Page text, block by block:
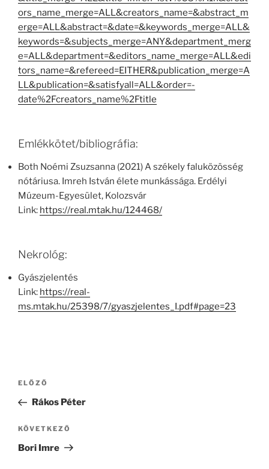
ors_name_merge=ALL&creators_name=&abstract_m
erge=ALL&abstract=&date=&keywords_merge=ALL&
keywords=&subjects_merge=ANY&department_merg
e=ALL&department=&editors_name_merge=ALL&edi
tors_name=&refereed=EITHER&publication_merge=A
LL&publication=&satisfyall=ALL&order=-
date%2Fcreators_name%2Ftitle
Emlékkötet/bibliográfia:
Both Noémi Zsuzsanna (2021) A székely faluközösség
nótáriusa. Imreh István élete munkássága. Erdélyi
Múzeum-Egyesület, Kolozsvár
Link: https://real.mtak.hu/124468/
Nekrológ:
Gyászjelentés
Link: https://real-
ms.mtak.hu/25398/7/gyaszjelentes_I.pdf#page=23
Bejegyzés
Korábbi
bejegyzés
ELŐZŐ
Rákos Péter
Következő
bejegyzés
KÖVETKEZŐ
Bori Imre